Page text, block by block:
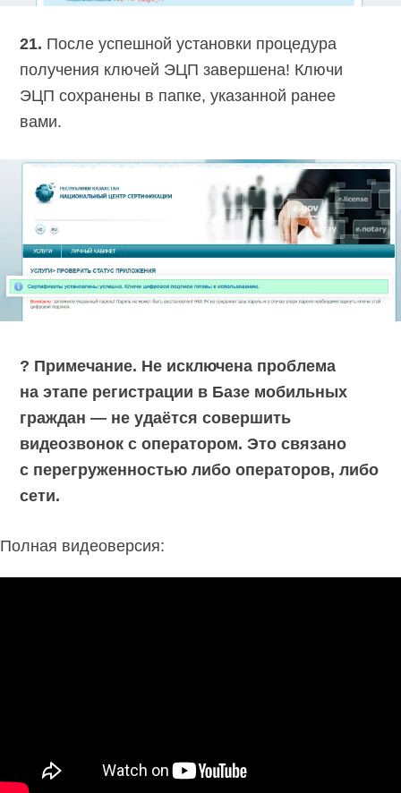
21. После успешной установки процедура
получения ключей ЭЦП завершена! Ключи
ЭЦП сохранены в папке, указанной ранее
вами.
? Примечание. Не исключена проблема
на этапе регистрации в Базе мобильных
граждан — не удаётся совершить
видеозвонок с оператором. Это связано
с перегруженностью либо операторов, либо
сети.
Полная видеоверсия: